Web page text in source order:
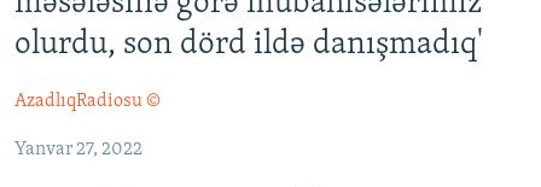
qayıt
Axtarışa
#ƏSLINDƏ
QANUNI DOĞRU
ARAŞDIRMA
olurdu, son dörd ildə danışmadıq'
AzadlıqRadiosu ©
Yanvar 27, 2022